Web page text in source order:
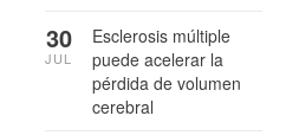
Esclerosis múltiple
puede acelerar la
pérdida de volumen
cerebral
30
JUL